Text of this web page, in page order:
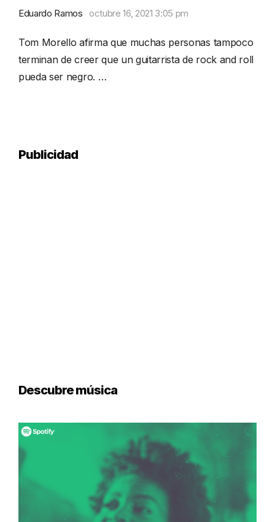
Eduardo Ramos octubre 16, 2021 3:05 pm
Tom Morello afirma que muchas personas tampoco
terminan de creer que un guitarrista de rock and roll
pueda ser negro. …
Publicidad
Descubre música